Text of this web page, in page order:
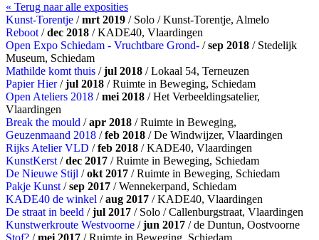
« Terug naar alle exposities
Kunst-Torentje /mrt 2019 / Solo / Kunst-Torentje, Almelo
Reboot /dec 2018 / KADE40, Vlaardingen
Open Expo Schiedam - Vruchtbare Grond- /sep 2018 / Stedelijk
Museum, Schiedam
Mathilde komt thuis /jul 2018 / Lokaal 54, Terneuzen
Papier Hier/jul 2018 / Ruimte in Beweging, Schiedam
Open Ateliers 2018 /mei 2018 / Het Verbeeldingsatelier,
Vlaardingen
Break the mould /apr 2018 / Ruimte in Beweging,
Geuzenmaand 2018 /feb 2018 / De Windwijzer, Vlaardingen
Rijks Atelier VLD /feb 2018 / KADE40, Vlaardingen
KunstKerst /dec 2017 / Ruimte in Beweging, Schiedam
De Nieuwe Stijl /okt 2017 / Ruimte in Beweging, Schiedam
Pakje Kunst /sep 2017 / Wennekerpand, Schiedam
KADE40 de winkel /aug 2017 / KADE40, Vlaardingen
De straat in beeld /jul 2017 / Solo / Callenburgstraat, Vlaardingen
Kunstwerkroute Westvoorne /jun 2017 / de Duntun, Oostvoorne